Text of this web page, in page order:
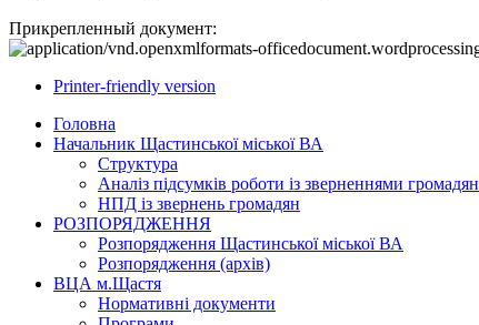
Прикрепленный документ:
Printer-friendly version
Головна
Начальник Щастинської міської ВА
Структура
Аналіз підсумків роботи із зверненнями громадян
НПД із звернень громадян
РОЗПОРЯДЖЕННЯ
Розпорядження Щастинської міської ВА
Розпорядження (архів)
ВЦА м.Щастя
Нормативні документи